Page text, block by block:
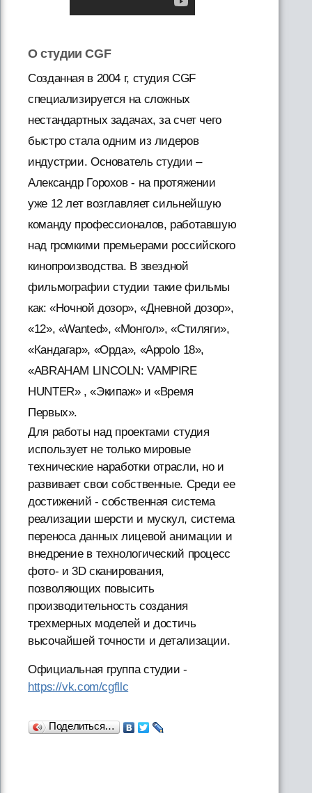
О студии CGF
Cозданная в 2004 г, студия CGF
специализируется на сложных
нестандартных задачах, за счет чего
быстро стала одним из лидеров
индустрии. Основатель студии –
Александр Горохов - на протяжении
уже 12 лет возглавляет сильнейшую
команду профессионалов, работавшую
над громкими премьерами российского
кинопроизводства. В звездной
фильмографии студии такие фильмы
как: «Ночной дозор», «Дневной дозор»,
«12», «Wanted», «Монгол», «Стиляги»,
«Кандагар», «Орда», «Appolo 18»,
«ABRAHAM LINCOLN: VAMPIRE
HUNTER» , «Экипаж» и «Время
Первых».
Для работы над проектами студия
использует не только мировые
технические наработки отрасли, но и
развивает свои собственные. Среди ее
достижений - собственная система
реализации шерсти и мускул, система
переноса данных лицевой анимации и
внедрение в технологический процесс
фото- и 3D сканирования,
позволяющих повысить
производительность создания
трехмерных моделей и достичь
высочайшей точности и детализации.
Официальная группа студии -
https://vk.com/cgfllc
Поделиться…